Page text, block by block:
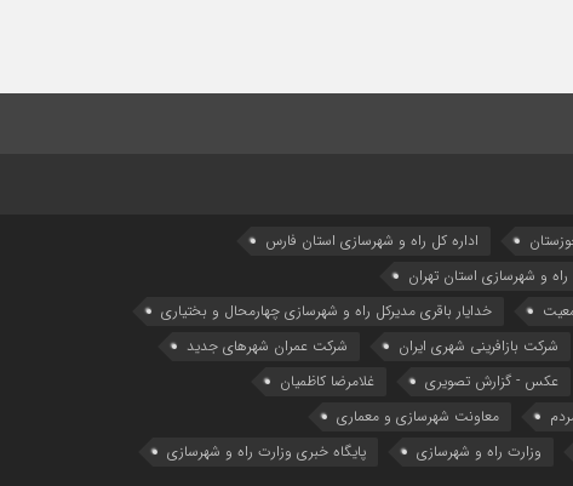
اداره كل راه و شهرسازي استان فارس
راه و شهرسازی استان تهران
خدایار باقری مدیرکل راه و شهرسازی چهارمحال و بختیاری
شرکت بازافرینی شهری ایران
شرکت عمران شهرهای جدید
عکس - گزارش تصویری
غلامرضا کاظمیان
معاونت شهرسازي و معماري
وزارت راه و شهرسازی
پایگاه خبری وزارت راه و شهرسازی